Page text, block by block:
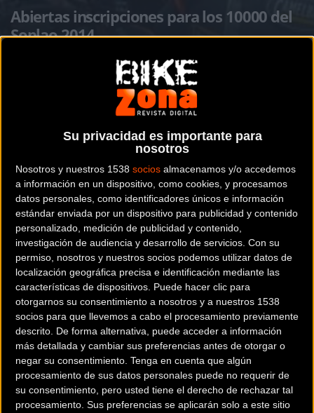
Su privacidad es importante para
nosotros
Nosotros y nuestros 1538 socios almacenamos y/o accedemos
a información en un dispositivo, como cookies, y procesamos
datos personales, como identificadores únicos e información
estándar enviada por un dispositivo para publicidad y contenido
personalizado, medición de publicidad y contenido,
investigación de audiencia y desarrollo de servicios. Con su
permiso, nosotros y nuestros socios podemos utilizar datos de
localización geográfica precisa e identificación mediante las
características de dispositivos. Puede hacer clic para
otorgarnos su consentimiento a nosotros y a nuestros 1538
socios para que llevemos a cabo el procesamiento previamente
descrito. De forma alternativa, puede acceder a información
más detallada y cambiar sus preferencias antes de otorgar o
negar su consentimiento. Tenga en cuenta que algún
procesamiento de sus datos personales puede no requerir de
su consentimiento, pero usted tiene el derecho de rechazar tal
procesamiento. Sus preferencias se aplicarán solo a este sitio
Abiertas inscripciones para los 10000 del
Soplao 2014
ciclismopublicada el
septiembre de 2013a las11:14hen la sección deMTB
Desde ayer 1 de Septiembre están abiertas las inscripciones para los
10000 del Soplao 2014.
El Infierno cántabro 2014 se desatará el próximo 24 de Mayo de
2014.
Si crees que estarás preparado para el reto, puedes inscribirte ya
desde esteenlace
Comentarios de la Noticia
Noticias sin comentarios. ¡Ya puedes escribir el tuyo!